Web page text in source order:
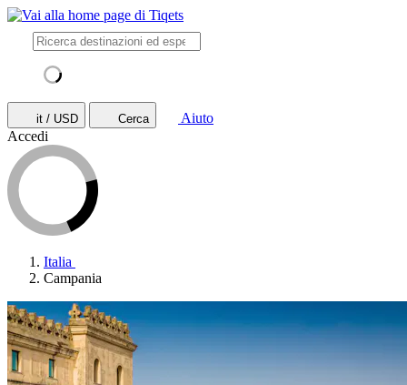
it / USD Cerca
Aiuto
Accedi
Italia
Campania